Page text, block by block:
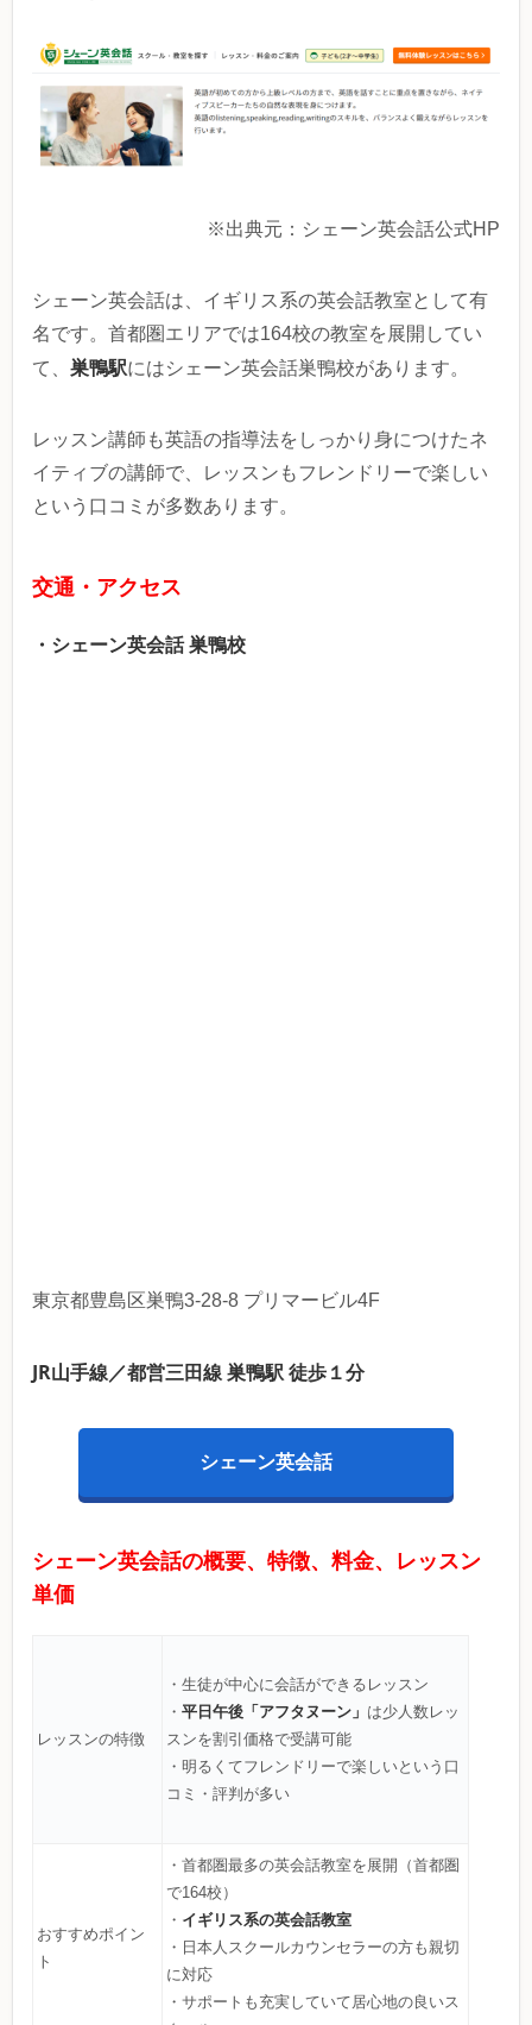
※出典元：シェーン英会話公式HP
シェーン英会話は、イギリス系の英会話教室として有
名です。首都圏エリアでは164校の教室を展開してい
て、 巣鴨駅にはシェーン英会話巣鴨校があります。
レッスン講師も英語の指導法をしっかり身につけたネ
イティブの講師で、レッスンもフレンドリーで楽しい
という口コミが多数あります。
交通・アクセス
・シェーン英会話 巣鴨校
東京都豊島区巣鴨3-28-8 プリマービル4F
JR山手線／都営三田線 巣鴨駅 徒歩１分
シェーン英会話
シェーン英会話の概要、特徴、料金、レッスン
単価
レッスンの特徴
・生徒が中心に会話ができるレッスン
・ 平日午後「アフタヌーン」 は少人数レッ
スンを割引価格で受講可能
・明るくてフレンドリーで楽しいという口
コミ・評判が多い
おすすめポイン
ト
・首都圏最多の英会話教室を展開（首都圏
で164校）
・ イギリス系の英会話教室
・日本人スクールカウンセラーの方も親切
に対応
・サポートも充実していて居心地の良いス